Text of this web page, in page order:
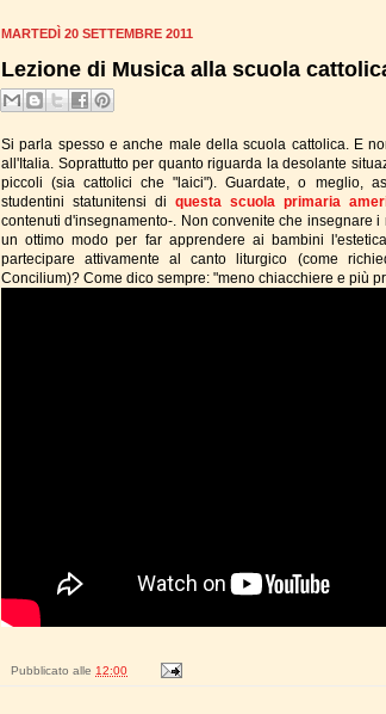
MARTEDÌ 20 SETTEMBRE 2011
Lezione di Musica alla scuola
Si parla spesso e anche male della scuola cattolica. E
all'Italia. Soprattutto per quanto riguarda la desolante
piccoli (sia cattolici che "laici"). Guardate, o meglio,
studentini statunitensi di questa scuola primaria
contenuti d'insegnamento-. Non convenite che insegnare
un ottimo modo per far apprendere ai bambini
partecipare attivamente al canto liturgico (come
Concilium)? Come dico sempre: "meno chiacchiere e più
Pubblicato alle 12:00